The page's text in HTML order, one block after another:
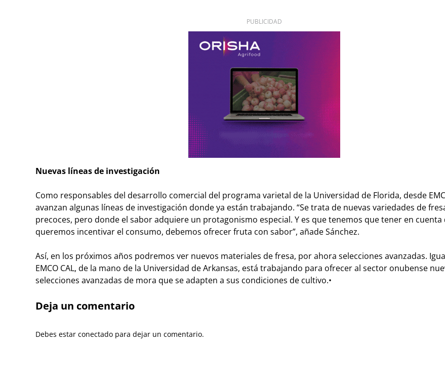
PUBLICIDAD
Nuevas líneas de investigación
Como responsables del desarrollo comercial del programa varietal de la Universidad de Florida, desde
avanzan algunas líneas de investigación donde ya están trabajando. “Se trata de nuevas variedades de
precoces, pero donde el sabor adquiere un protagonismo especial. Y es que tenemos que tener en cuenta
queremos incentivar el consumo, debemos ofrecer fruta con sabor”, añade Sánchez.
Así, en los próximos años podremos ver nuevos materiales de fresa, por ahora selecciones avanzadas.
EMCO CAL, de la mano de la Universidad de Arkansas, está trabajando para ofrecer al sector onubense
selecciones avanzadas de mora que se adapten a sus condiciones de cultivo.•
Deja un comentario
Debes estar conectado para dejar un comentario.